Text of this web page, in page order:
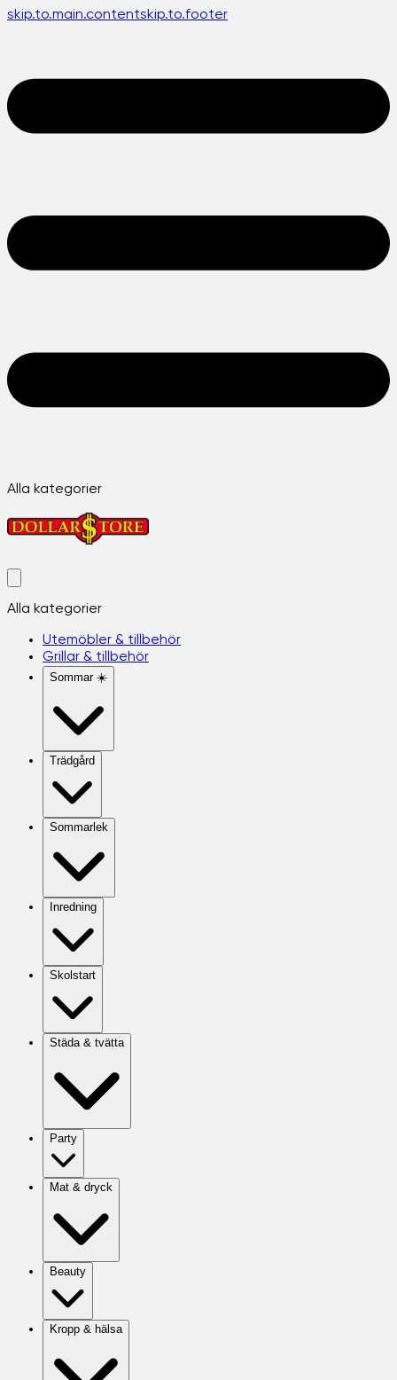
skip.to.main.contentskip.to.footer
Alla kategorier
Alla kategorier
Utemöbler & tillbehör
Grillar & tillbehör
Sommar ☀️
Trädgård
Sommarlek
Inredning
Skolstart
Städa & tvätta
Party
Mat & dryck
Beauty
Kropp & hälsa